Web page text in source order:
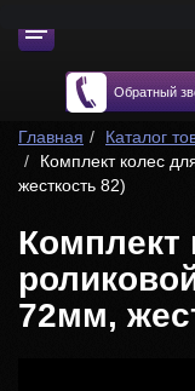
Обратный
Главная Каталог
Комплект колес
жесткость 82)
Комплект
72мм,